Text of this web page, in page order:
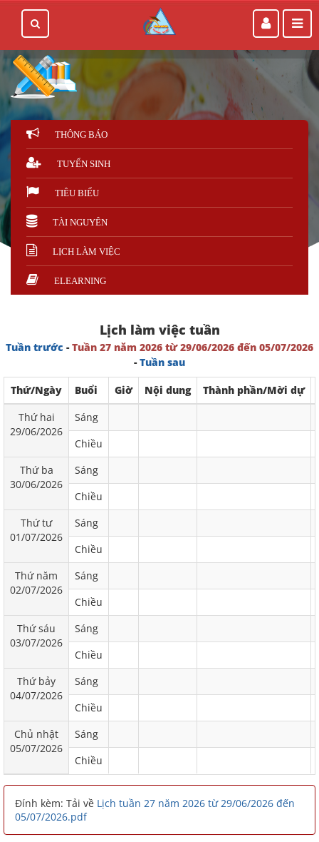
THÔNG BÁO
TUYỂN SINH
TIÊU BIỂU
TÀI NGUYÊN
LỊCH LÀM VIỆC
ELEARNING
Lịch làm việc tuần
Tuần trước -Tuần 27 năm 2026 từ 29/06/2026 đến 05/07/2026
-Tuần sau
Thứ/Ngày Buổi Giờ Nội dung Thành phần/Mời dự
Thứ hai
29/06/2026
Sáng
Chiều
Thứ ba
30/06/2026
Sáng
Chiều
Thứ tư
01/07/2026
Sáng
Chiều
Thứ năm
02/07/2026
Sáng
Chiều
Thứ sáu
03/07/2026
Sáng
Chiều
Thứ bảy
04/07/2026
Sáng
Chiều
Chủ nhật
05/07/2026
Sáng
Chiều
Đính kèm: Tải về Lịch tuần 27 năm 2026 từ 29/06/2026 đến
05/07/2026.pdf